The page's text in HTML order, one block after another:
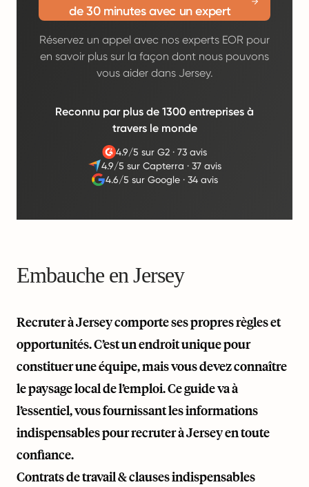
de 30 minutes avec un expert
Réservez un appel avec nos experts EOR pour
en savoir plus sur la façon dont nous pouvons
vous aider dans Jersey.
Reconnu par plus de 1300 entreprises à
travers le monde
4.9/5 sur G2 ·73 avis
4.9/5 sur Capterra ·37 avis
4.6/5 sur Google· 34 avis
Embauche en Jersey
Recruter à Jersey comporte ses propres règles et
opportunités. C’est un endroit unique pour
constituer une équipe, mais vous devez connaître
le paysage local de l’emploi. Ce guide va à
l’essentiel, vous fournissant les informations
indispensables pour recruter à Jersey en toute
confiance.
Contrats de travail & clauses indispensables